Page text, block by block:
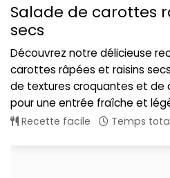
Salade de carottes
secs
Découvrez notre délicieuse
carottes râpées et raisins
de textures croquantes et de
pour une entrée fraîche et
Recette facile Temps